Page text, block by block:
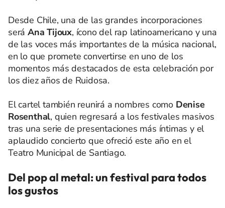
Desde Chile, una de las grandes incorporaciones
será Ana Tijoux, ícono del rap latinoamericano y una
de las voces más importantes de la música nacional,
en lo que promete convertirse en uno de los
momentos más destacados de esta celebración por
los diez años de Ruidosa.
El cartel también reunirá a nombres como Denise
Rosenthal, quien regresará a los festivales masivos
tras una serie de presentaciones más íntimas y el
aplaudido concierto que ofreció este año en el
Teatro Municipal de Santiago.
Del pop al metal: un festival para todos
los gustos